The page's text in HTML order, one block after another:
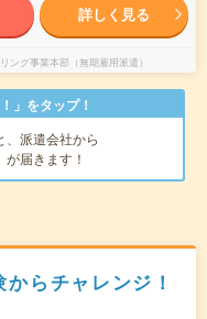
詳しく見る
グ事業本部（無期雇用派遣）
」をタップ！
、派遣会社から
が届きます！
らチャレンジ！